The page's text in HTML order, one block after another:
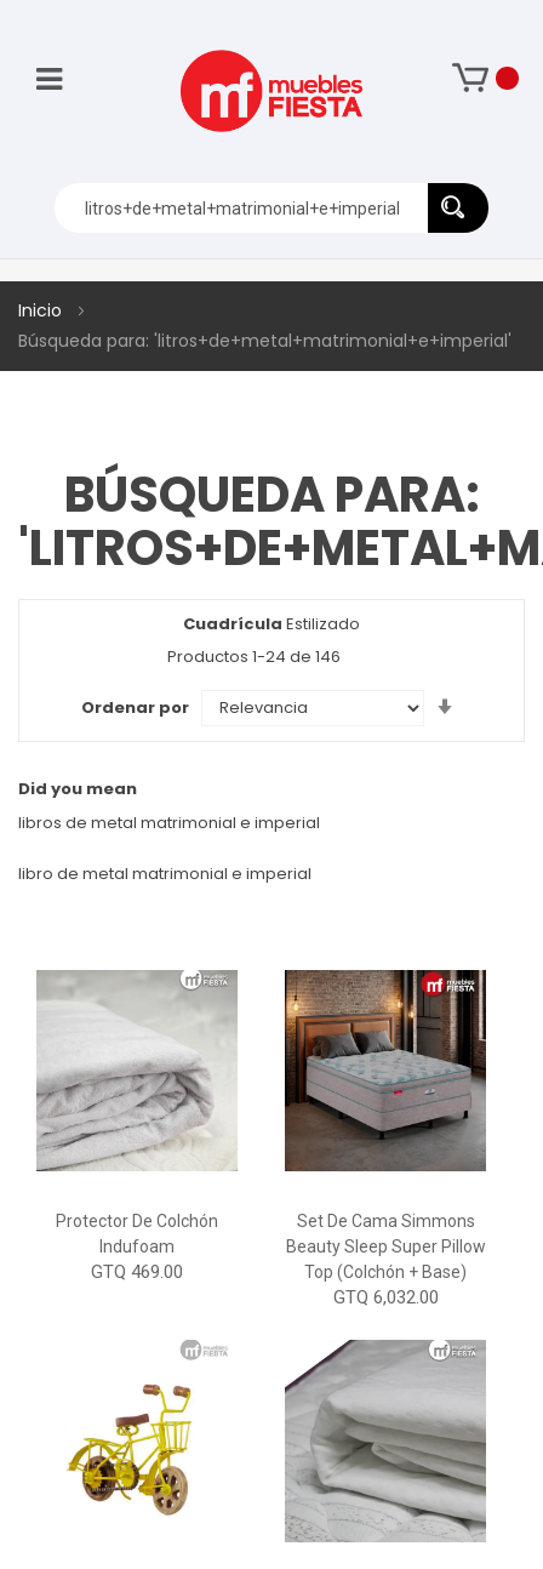
Inicio
Búsqueda para: 'litros+de+metal+matrimonial+e+imperial'
BÚSQUEDA PARA:
Ver
como
Cuadrícula Estilizado
Productos 1-24 de 146
Ordenar por
Did you mean
libros de metal matrimonial e imperial
libro de metal matrimonial e imperial
Protector De Colchón
Indufoam
GTQ 469.00
Set De Cama Simmons
Beauty Sleep Super Pillow
Top (colchón + Base)
GTQ 6,032.00